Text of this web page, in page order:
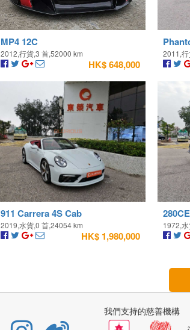
MP4 12C
2012,行貨,3 首,52000 km
HK$ 648,000
2011,
911 Carrera 4S Cab
2019,水貨,0 首,24054 km
HK$ 1,980,000
280CE
1972,
我們支持的慈善機構